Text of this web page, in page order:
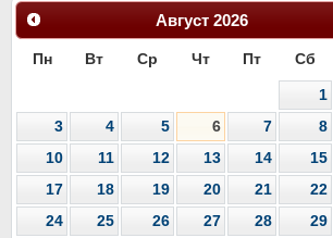
Август 2026
Пн Вт Ср Чт Пт Сб
1
3
4 5 6 7 8
10
11 12 13 14 15
17
18 19 20 21 22
24
25 26 27 28 29